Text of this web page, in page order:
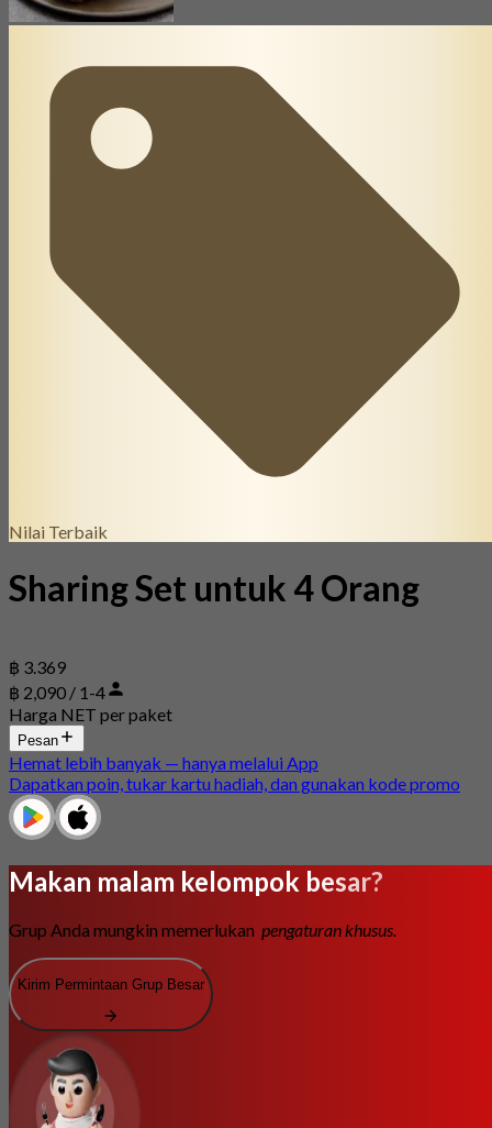
Nilai Terbaik
Sharing Set untuk 4 Orang
฿ 3.369
฿ 2,090 / 1-4
Harga NET per paket
Pesan
Hemat lebih banyak — hanya melalui App
Dapatkan poin, tukar kartu hadiah, dan gunakan kode promo
Makan malam kelompok besar?
Grup Anda mungkin memerlukan pengaturan khusus.
Kirim Permintaan Grup Besar